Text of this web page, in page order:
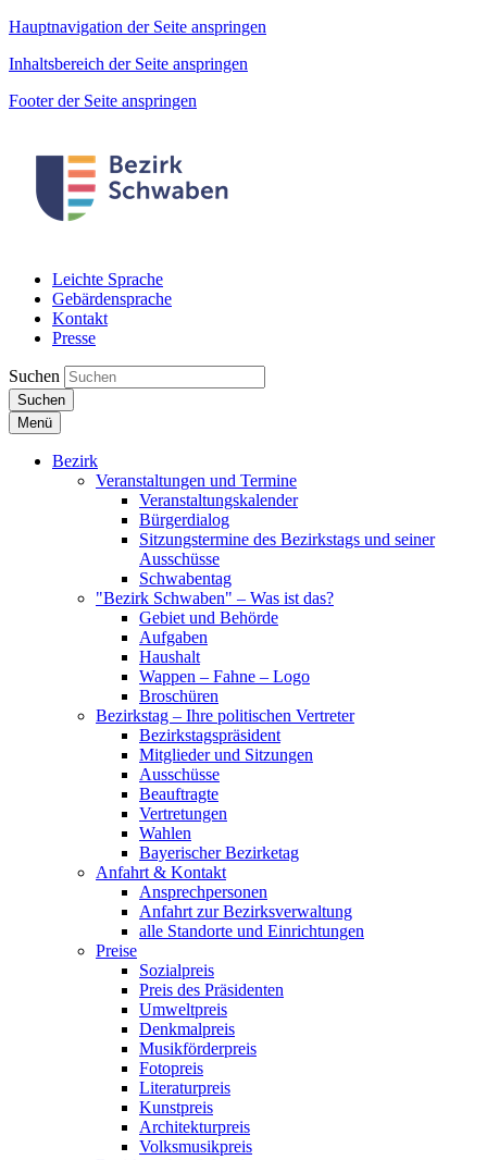
Hauptnavigation der Seite anspringen
Inhaltsbereich der Seite anspringen
Footer der Seite anspringen
Leichte Sprache
Gebärdensprache
Kontakt
Presse
Suchen
Suchen
Menü
Bezirk
Veranstaltungen und Termine
Veranstaltungskalender
Bürgerdialog
Sitzungstermine des Bezirkstags und seiner
Ausschüsse
Schwabentag
"Bezirk Schwaben" – Was ist das?
Gebiet und Behörde
Aufgaben
Haushalt
Wappen – Fahne – Logo
Broschüren
Bezirkstag – Ihre politischen Vertreter
Bezirkstagspräsident
Mitglieder und Sitzungen
Ausschüsse
Beauftragte
Vertretungen
Wahlen
Bayerischer Bezirketag
Anfahrt & Kontakt
Ansprechpersonen
Anfahrt zur Bezirksverwaltung
alle Standorte und Einrichtungen
Preise
Sozialpreis
Preis des Präsidenten
Umweltpreis
Denkmalpreis
Musikförderpreis
Fotopreis
Literaturpreis
Kunstpreis
Architekturpreis
Volksmusikpreis